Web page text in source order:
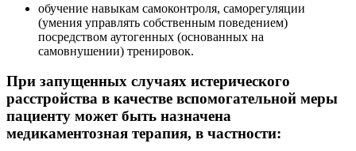
обучение навыкам самоконтроля, саморегуляции
(умения управлять собственным поведением)
посредством аутогенных (основанных на
самовнушении) тренировок.
При запущенных случаях истерического
расстройства в качестве вспомогательной меры
пациенту может быть назначена
медикаментозная терапия, в частности: